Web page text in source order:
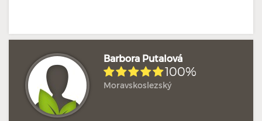
Barbora Putalová
100%
Moravskoslezský
Hodnoceno: 1×